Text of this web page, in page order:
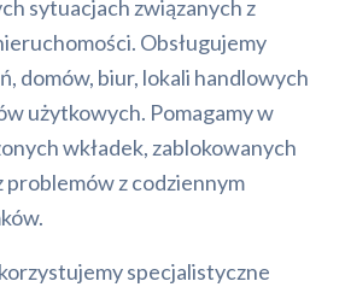
sytuacjach związanych z
Obsługujemy
domów, biur, lokali handlowych
użytkowych. Pomagamy w
wkładek, zablokowanych
problemów z codziennym
specjalistyczne